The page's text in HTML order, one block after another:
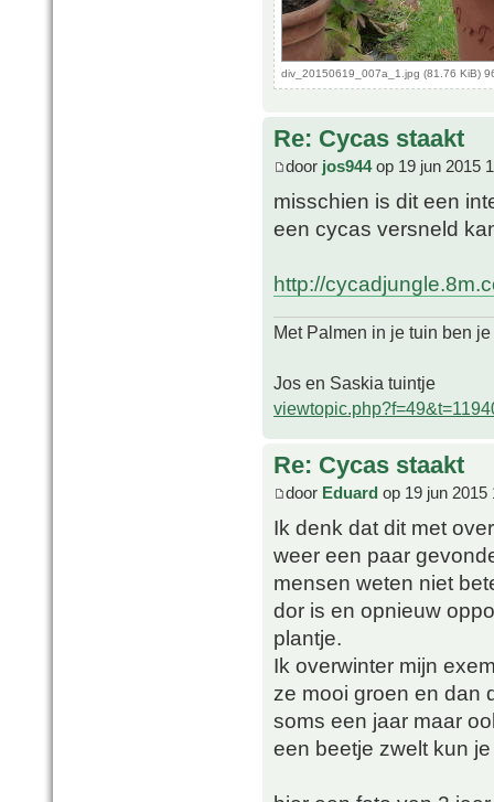
div_20150619_007a_1.jpg (81.76 KiB)
Re: Cycas staakt
door jos944op 19 jun 2015
misschien is dit een
een cycas versneld
http://
Met Palmen in je tuin ben
Jos en Saskia tuintje
Re: Cycas staakt
door Eduard op 19 jun 2015
Ik denk dat dit met
weer een paar
mensen weten niet
dor is en opnieuw
plantje.
Ik overwinter mijn
ze mooi groen en dan
soms een jaar maar
een beetje zwelt kun